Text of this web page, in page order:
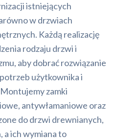
istniejących
w drzwiach
Każdą realizację
rodzaju drzwi i
aby dobrać rozwiązanie
użytkownika i
zamki
antywłamaniowe oraz
do drzwi drewnianych,
a ich wymiana to